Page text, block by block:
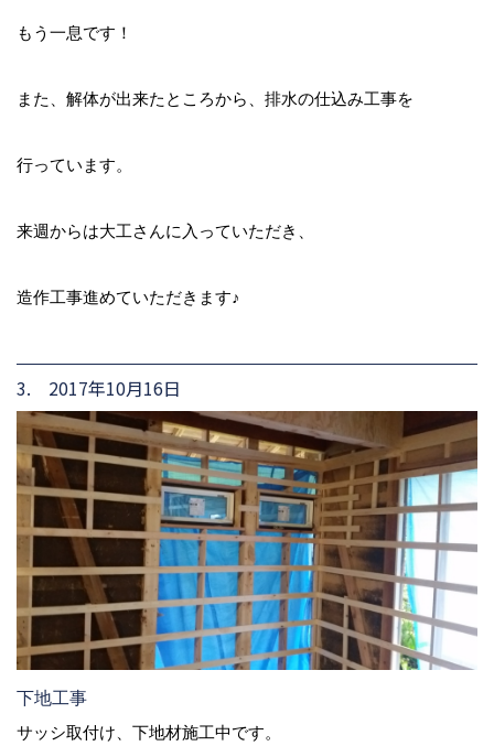
もう一息です！
また、解体が出来たところから、排水の仕込み工事を
行っています。
来週からは大工さんに入っていただき、
造作工事進めていただきます♪
3. 2017年10月16日
下地工事
サッシ取付け、下地材施工中です。